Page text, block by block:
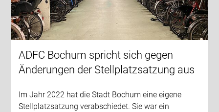
ADFC Bochum spricht sich gegen
Änderungen der Stellplatzsatzung aus
Im Jahr 2022 hat die Stadt Bochum eine eigene
Stellplatzsatzung verabschiedet. Sie war ein